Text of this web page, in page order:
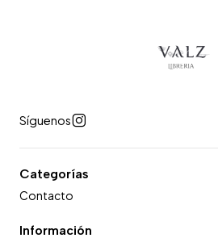
Síguenos
Categorías
Contacto
Información